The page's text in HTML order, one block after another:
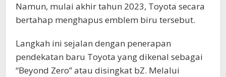
Namun, mulai akhir tahun 2023, Toyota secara
bertahap menghapus emblem biru tersebut.
Langkah ini sejalan dengan penerapan
pendekatan baru Toyota yang dikenal sebagai
“Beyond Zero” atau disingkat bZ. Melalui